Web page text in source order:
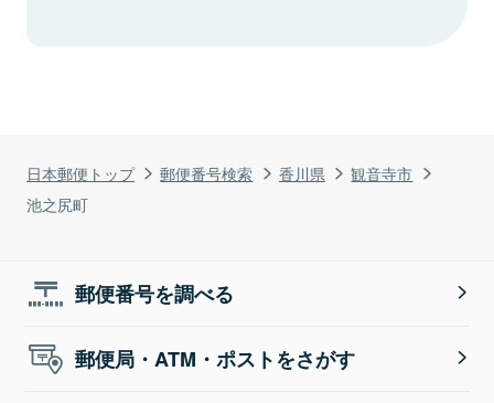
日本郵便トップ 郵便番号検索 香川県
観音寺市
池之尻町
郵便番号を調べる
郵便局・ATM・ポストをさがす